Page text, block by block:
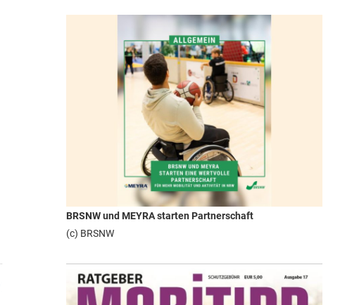
BRSNW und MEYRA starten Partnerschaft
(c) BRSNW